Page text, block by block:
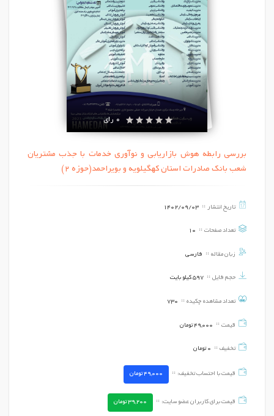
0 رای
بررسی رابطه هوش بازاریابی و نوآوری خدمات با جذب مشتریان
شعب بانک صادرات استان کهگیلویه و بویراحمد(حوزه 2)
تاریخ انتشار 1402/09/03
تعداد صفحات 10
زبان مقاله فارسی
حجم فایل 597 کیلو بایت
تعداد مشاهده چکیده 730
قیمت 49,000تومان
تخفیف 0 تومان
قیمت با احتساب تخفیف: 49,000تومان
قیمت برای کاربران عضو سایت: 39,200تومان